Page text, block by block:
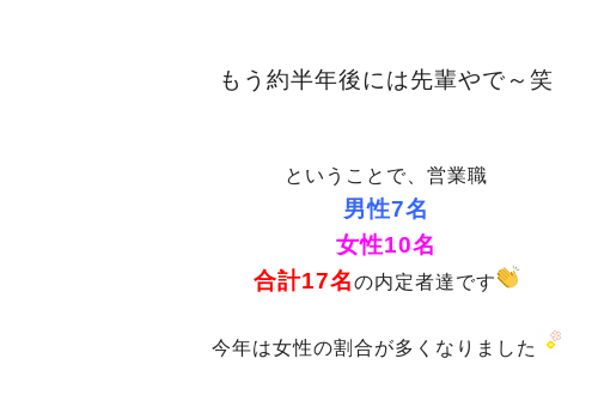
もう約半年後には先輩やで～笑
ということで、営業職
男性7名
女性10名
合計17名の内定者達です
今年は女性の割合が多くなりました